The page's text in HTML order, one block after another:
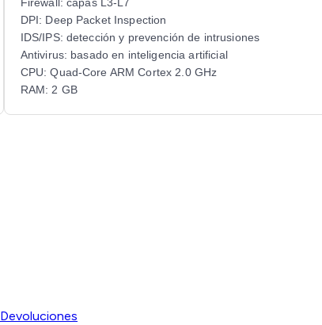
DPI: Deep Packet Inspection
IDS/IPS: detección y prevención de intrusiones
Antivirus: basado en inteligencia artificial
CPU: Quad-Core ARM Cortex 2.0 GHz
RAM: 2 GB
Devoluciones